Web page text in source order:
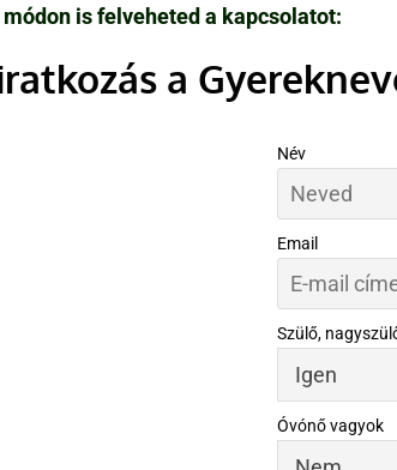
is felveheted a kapcsolatot:
a
Név
Email
Szülő,
Óvónő vagyok